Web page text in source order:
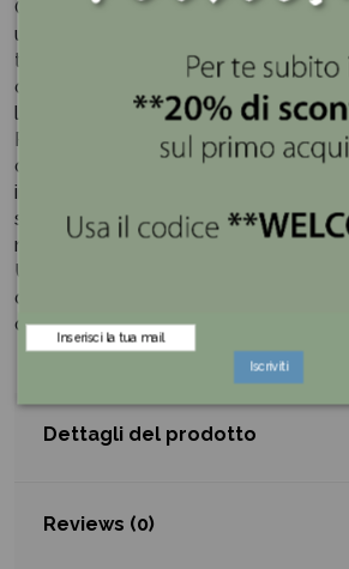
Curato nei minimi dettagli, questo
un simbolo di affetto, dolcezza e
tulipano blu richiama armonia, fiducia
come complemento d'arredo per
letto, camerette o vetrine.
Perfetto come idea regalo per
compleanni, o altre occasioni
in porcellana unisce qualità
simbolico, diventando un ricordo
nel tempo.
Una statuetta che unisce arte,
dettagli, capace di donare
qualsiasi ambiente.
Dettagli del prodotto
Reviews (0)
Iscriviti